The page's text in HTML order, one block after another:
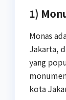
1)
Monas
Jakarta,
yang
kota